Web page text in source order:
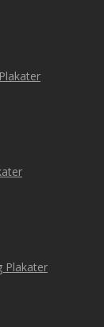
Plakater